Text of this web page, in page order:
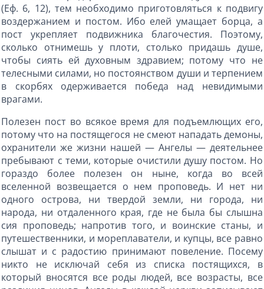
(Еф. 6, 12), тем необходимо приготовляться к подвигу
воздержанием и постом. Ибо елей умащает борца, а
пост укрепляет подвижника благочестия. Поэтому,
сколько отнимешь у плоти, столько придашь душе,
чтобы сиять ей духовным здравием; потому что не
телесными силами, но постоянством души и терпением
в скорбях одерживается победа над невидимыми
врагами.
Полезен пост во всякое время для подъемлющих его,
потому что на постящегося не смеют нападать демоны,
охранители же жизни нашей — Ангелы — деятельнее
пребывают с теми, которые очистили душу постом. Но
гораздо более полезен он ныне, когда во всей
вселенной возвещается о нем проповедь. И нет ни
одного острова, ни твердой земли, ни города, ни
народа, ни отдаленного края, где не была бы слышна
сия проповедь; напротив того, и воинские станы, и
путешественники, и мореплаватели, и купцы, все равно
слышат и с радостию принимают повеление. Посему
никто не исключай себя из списка постящихся, в
который вносятся все роды людей, все возрасты, все